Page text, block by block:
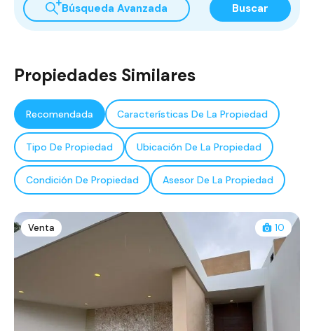
Búsqueda Avanzada Buscar
Propiedades Similares
Recomendada Características De La Propiedad
Tipo De Propiedad Ubicación De La Propiedad
Condición De Propiedad Asesor De La Propiedad
Venta 10